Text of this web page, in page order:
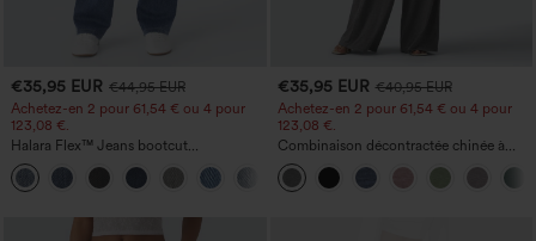
€35,95 EUR €44,95 EUR
Achetez-en 2 pour 61,54 € ou 4 pour
123,08 €.
Halara Flex™ Jeans bootcut
décontractés taille haute, effet délavé,
avec poches
+5
€35,95 EUR €40,95 EUR
Achetez-en 2 pour 61,54 € ou 4 pour
123,08 €.
Combinaison décontractée chinée à
bretelles réglables, fronces et jambes
larges, avec poches — facile comme
tout